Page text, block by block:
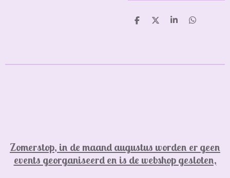
D
D
S
D
Zomerstop, in de maand augustus worden er geen
events georganiseerd en is de webshop gesloten,